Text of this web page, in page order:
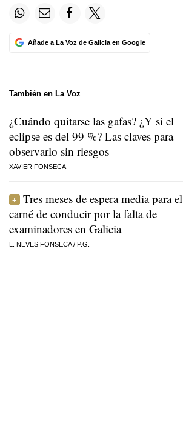
Añade a La Voz de Galicia en Google
También en La Voz
¿Cuándo quitarse las gafas? ¿Y si el
eclipse es del 99 %? Las claves para
observarlo sin riesgos
XAVIER FONSECA
Tres meses de espera media para el
carné de conducir por la falta de
examinadores en Galicia
L. NEVES FONSECA/ P.G.